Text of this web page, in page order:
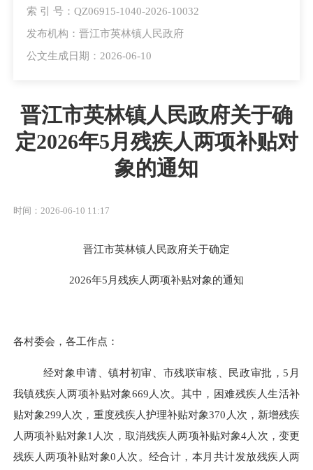
索 引 号：QZ06915-1040-2026-10032
发布机构：晋江市英林镇人民政府
公文生成日期：2026-06-10
晋江市英林镇人民政府关于确
定2026年5月残疾人两项补贴对
象的通知
时间：2026-06-10 11:17
晋江市英林镇人民政府关于确定
2026年5 月残疾人两项补贴对象的通知
各村委会，各工作点：
经对象申请、镇村初审、市残联审核、民政审批， 5 月
我镇残疾人两项补贴对象669 人次。其中，困难残疾人生活补
贴对象299 人次，重度残疾人护理补贴对象370 人次，新增残疾
人两项补贴对象1 人次 ，取消残疾人两项补贴对象4人 次，变更
残疾人两项补贴对象0 人 次 。经合计，本月共计发放残疾人两